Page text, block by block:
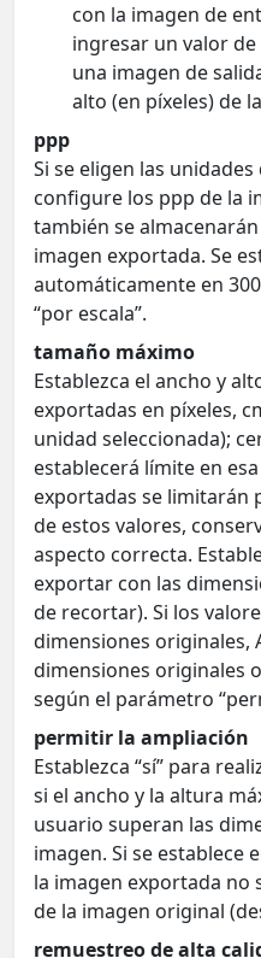
con la imagen de
ingresar un valor
una imagen de
alto (en píxeles) de
ppp
Si se eligen las
configure los ppp de la
también se
imagen exportada. Se
automáticamente en 300
“por escala”.
tamaño máximo
Establezca el ancho y
exportadas en píxeles,
unidad seleccionada);
establecerá límite en
exportadas se limitarán
de estos valores,
aspecto correcta.
exportar con las
de recortar). Si los
dimensiones originales,
dimensiones originales
según el parámetro
permitir la ampliación
Establezca “sí” para
si el ancho y la altura
usuario superan las
imagen. Si se establece
la imagen exportada no
de la imagen original
remuestreo de alta